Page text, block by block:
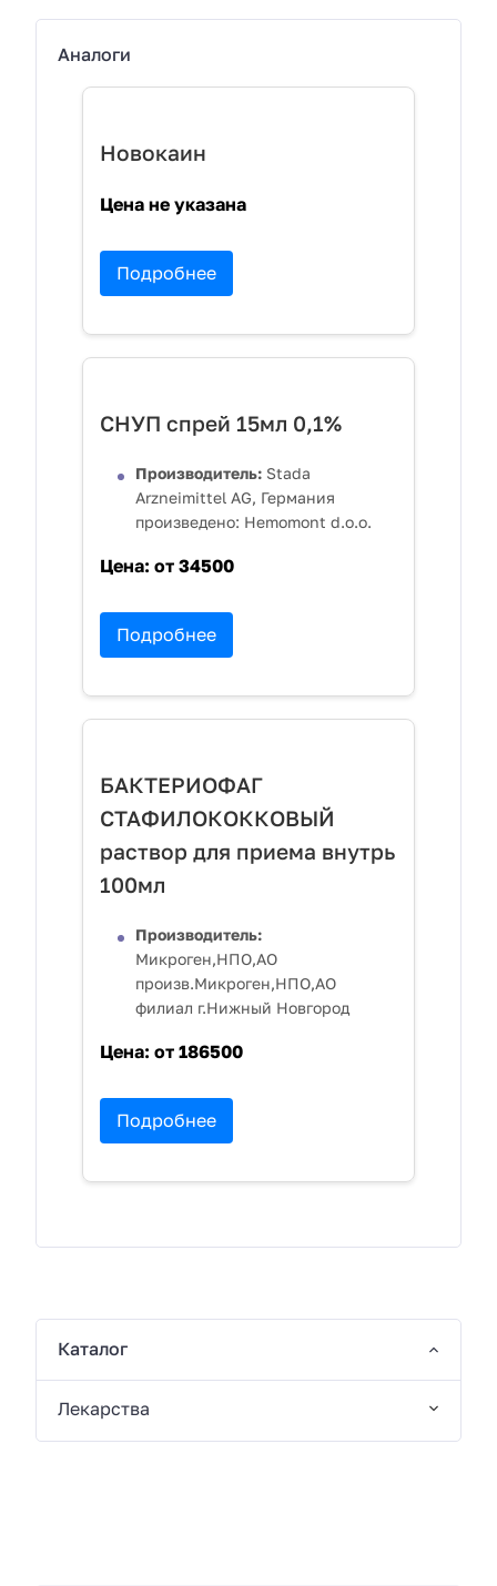
Аналоги
Новокаин
Цена не указана
Подробнее
СНУП спрей 15мл 0,1%
Производитель: Stada
Arzneimittel AG, Германия
произведено: Hemomont d.o.o.
Цена: от 34500
Подробнее
БАКТЕРИОФАГ
СТАФИЛОКОККОВЫЙ
раствор для приема внутрь
100мл
Производитель:
Микроген,НПО,АО
произв.Микроген,НПО,АО
филиал г.Нижный Новгород
Цена: от 186500
Подробнее
Каталог
Лекарства